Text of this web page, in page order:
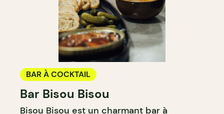
BAR À COCKTAIL
Bar Bisou Bisou
Bisou Bisou est un charmant bar à